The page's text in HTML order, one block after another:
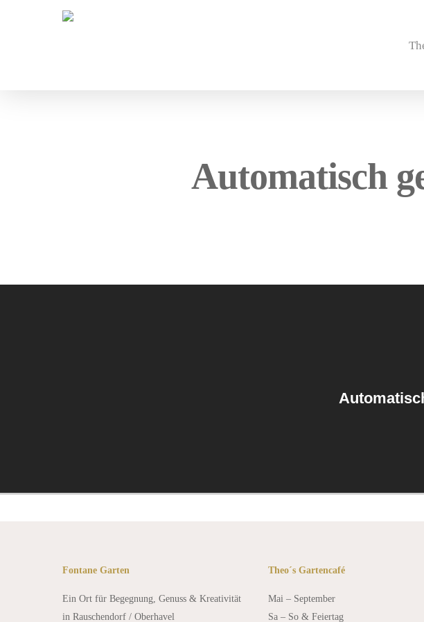
Automatisch
Fontane Garten
Ein Ort für Begegnung, Genuss & Kreativität
in Rauschendorf / Oberhavel
Theo´s Gartencafé
Mai – September
Sa – So & Feiertag